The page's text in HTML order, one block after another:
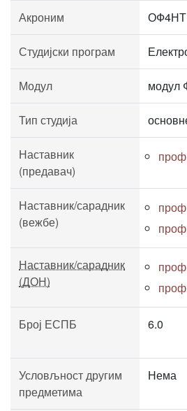
Акроним ОФ4НТ
Студијски програм
Модул модул
Тип студија
Наставник
(предавач)
Наставник/сарадник
(вежбе)
Наставник/сарадник
(ДОН)
Број ЕСПБ 6.0
Условљност другим
предметима
Нема